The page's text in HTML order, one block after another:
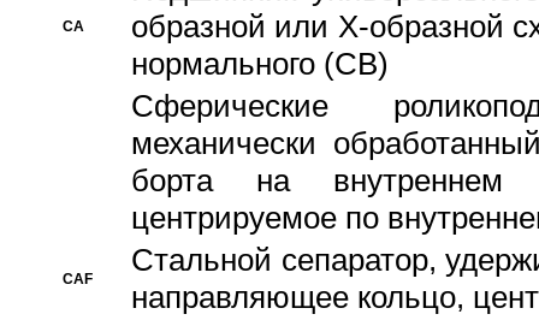
CA
образной или Х-образной
нормального (CB)
Сферические
механически
борта на внутреннем
центрируемое по
CAF
Стальной сепаратор,
направляющее кольцо,